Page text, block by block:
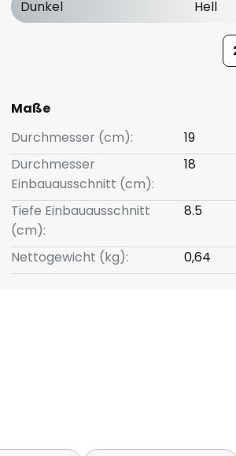
Dunkel
Hell
Maße
Durchmesser (cm):
19
Durchmesser
Einbauausschnitt (cm):
18
Tiefe Einbauausschnitt
(cm):
8.5
Nettogewicht (kg): 0,64